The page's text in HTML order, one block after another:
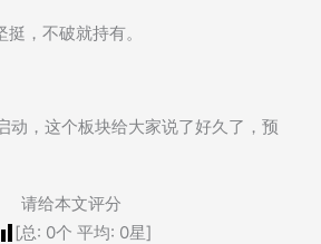
，不破就持有。
动，这个板块给大家说了好久了，预
请给本文评分
[总: 0个 平均: 0星]